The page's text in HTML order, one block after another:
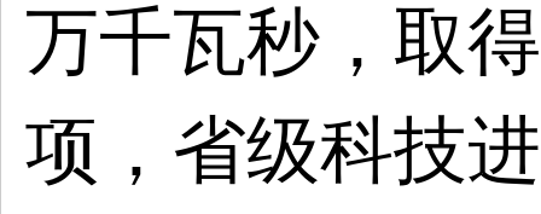
万千瓦秒，取
项，省级科技